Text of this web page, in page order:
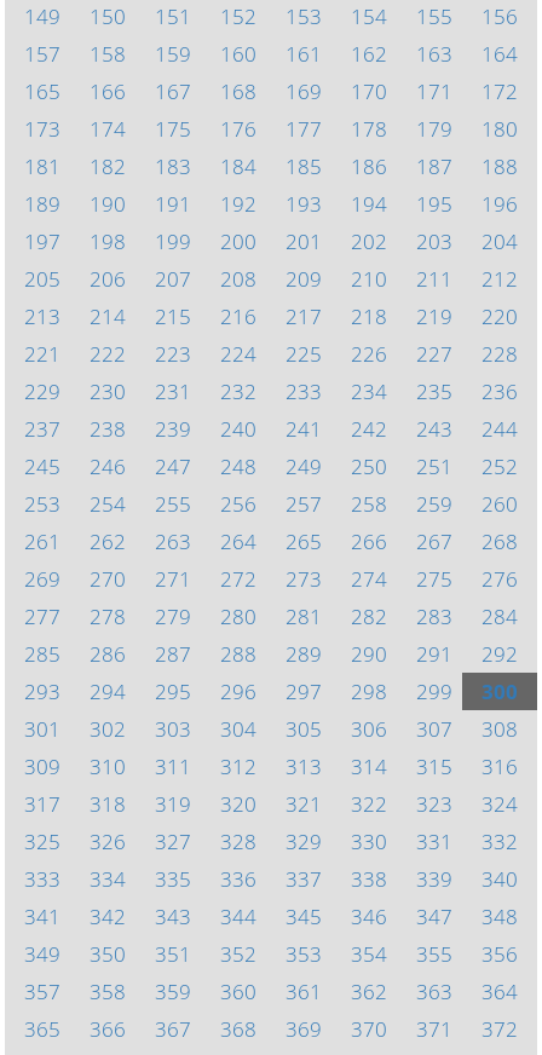
149
150 151 152 153 154 155
156
157
158 159 160 161 162 163
164
165
166 167 168 169 170 171
172
173
174 175 176 177 178 179
180
181
182 183 184 185 186 187
188
189
190 191 192 193 194 195
196
197
198 199 200 201 202 203
204
205
206 207 208 209 210 211
212
213
214 215 216 217 218 219
220
221
222 223 224 225 226 227
228
229
230 231 232 233 234 235
236
237
238 239 240 241 242 243
244
245
246 247 248 249 250 251
252
253
254 255 256 257 258 259
260
261
262 263 264 265 266 267
268
269
270 271 272 273 274 275
276
277
278 279 280 281 282 283
284
285
286 287 288 289 290 291
292
293
294 295 296 297 298 299
300
301
302 303 304 305 306 307
308
309
310 311 312 313 314 315
316
317
318 319 320 321 322 323
324
325
326 327 328 329 330 331
332
333
334 335 336 337 338 339
340
341
342 343 344 345 346 347
348
349
350 351 352 353 354 355
356
357
358 359 360 361 362 363
364
365
366 367 368 369 370 371
372